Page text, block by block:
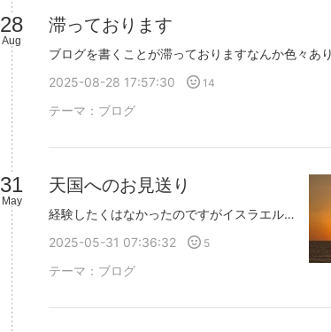
28
Aug
滞っております
2025-08-28 17:57:30
14
テーマ： ブログ
31
May
天国へのお見送り
経験したくはなかったのですがイスラエルでお葬式に参列しました知人がお子様を亡くされお葬式に参列させて頂きました若くてまだまだこれからという時に帰らぬ人となりご遺族の悲しみ、無念さ、寂寥感想像を絶しますご遺族にかける言葉というものは考えれば考えるほど浮かばずだけど参列してわかりました言葉なんていらないのですどうせどんな言葉も癒せるはずもなくただ『抱きしめる』そういう寄り添い方でご遺族と共に心を重ねていく参列者喪服など誰も着ておらず悲しみを泣き叫びたければ共に泣きただただ抱きしめる大切な人の天国への旅立ちにラビとご遺族と参列者が在りし日の肉体が埋葬されていくのを見送る儀式にイスラエルの根底にあるものを垣間見た気がしますこの国では本質を大切にするお葬式では黒い喪服を着ることよりもお香典を包むことよりもかける言葉の適切さを気にするよりも共に心を寄せるこれがイスラエルスタイルなのかユダヤ教なのかはわかりませんが(正統派となると全然違うのかな？)そんな風に感じました
2025-05-31 07:36:32
5
テーマ： ブログ